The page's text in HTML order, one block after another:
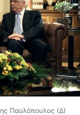
Παυλόπουλος (Δ)